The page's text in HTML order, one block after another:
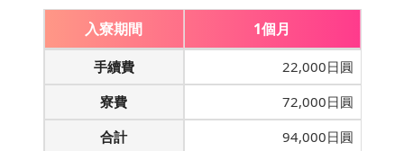
入寮期間 1個月
手續費
22,000日圓
寮費
72,000日圓
合計
94,000日圓